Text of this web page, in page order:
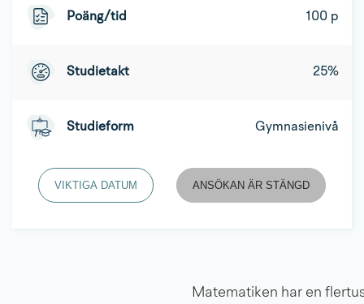
Poäng/tid 100 p
Studietakt 25%
Studieform Gymnasienivå
VIKTIGA DATUM ANSÖKAN ÄR STÄNGD
Matematiken har en